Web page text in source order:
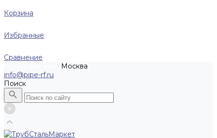
Корзина
Избранные
Сравнение
Москва
info@pipe-rf.ru
Поиск